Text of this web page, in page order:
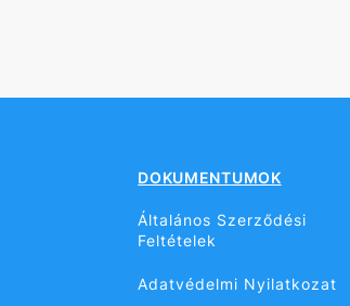
DOKUMENTUMOK
Általános Szerződési
Feltételek
Adatvédelmi Nyilatkozat